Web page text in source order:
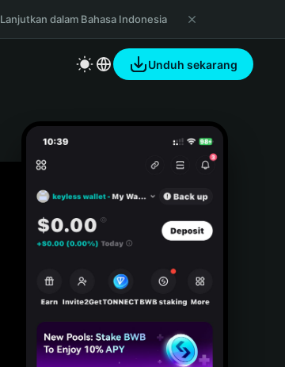
Lanjutkan dalam Bahasa Indonesia
Unduh sekarang